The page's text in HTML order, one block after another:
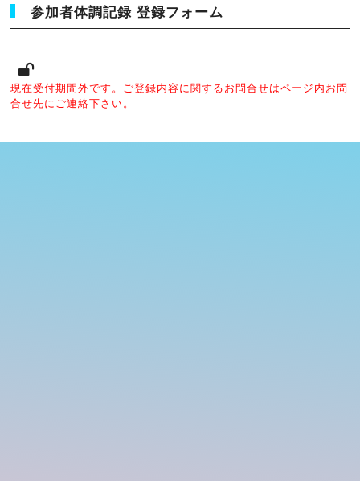
参加者体調記録 登録フォーム
現在受付期間外です。ご登録内容に関するお問合せはページ内お問
合せ先にご連絡下さい。